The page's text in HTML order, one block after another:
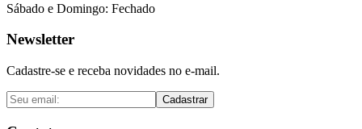
Sábado e Domingo: Fechado
Newsletter
Cadastre-se e receba novidades no e-mail.
Cadastrar